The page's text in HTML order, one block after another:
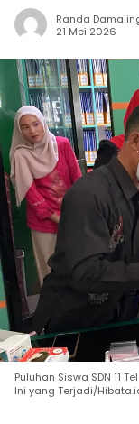
Randa
21 Mei 2026
Puluhan Siswa SDN 11
Ini yang Terjadi/